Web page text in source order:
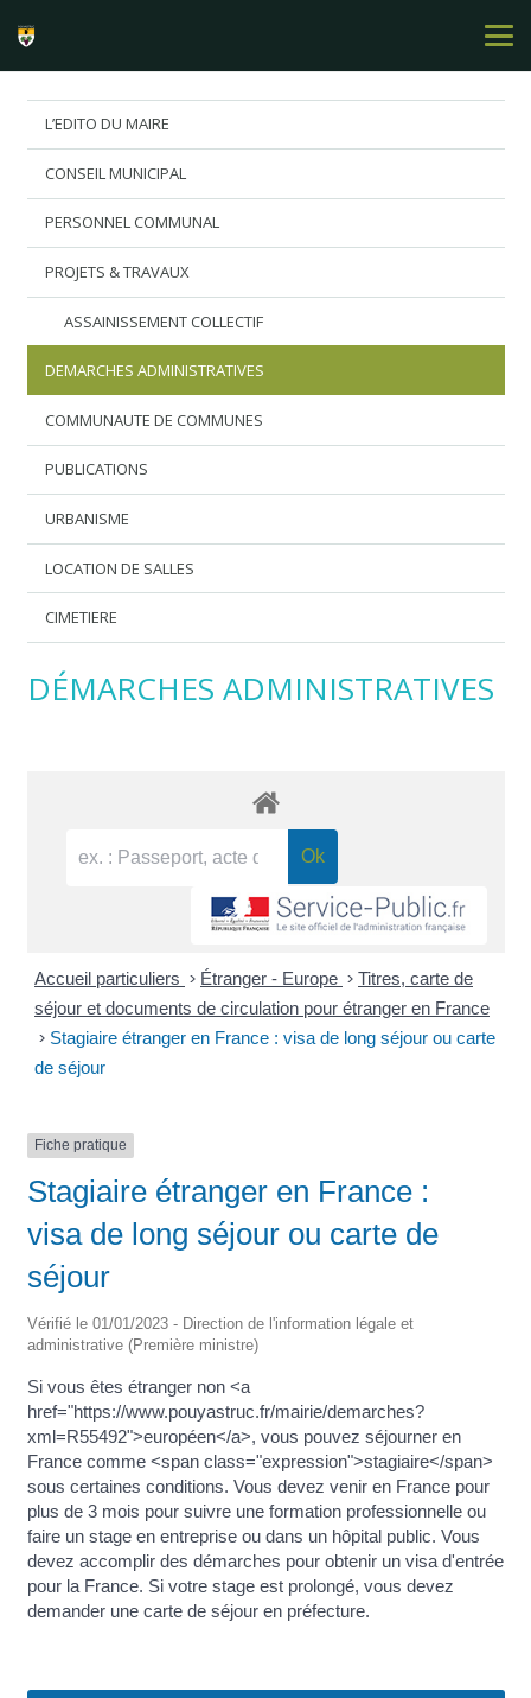
L’EDITO DU MAIRE
CONSEIL MUNICIPAL
PERSONNEL COMMUNAL
PROJETS & TRAVAUX
ASSAINISSEMENT COLLECTIF
DEMARCHES ADMINISTRATIVES
COMMUNAUTE DE COMMUNES
PUBLICATIONS
URBANISME
LOCATION DE SALLES
CIMETIERE
DÉMARCHES ADMINISTRATIVES
Accueil particuliers > Étranger - Europe > Titres, carte de
séjour et documents de circulation pour étranger en France
> Stagiaire étranger en France : visa de long séjour ou carte
de séjour
Fiche pratique
Stagiaire étranger en France :
visa de long séjour ou carte de
séjour
Vérifié le 01/01/2023 - Direction de l'information légale et
administrative (Première ministre)
Si vous êtes étranger non <a
href="https://www.pouyastruc.fr/mairie/demarches?
xml=R55492">européen</a>, vous pouvez séjourner en
France comme <span class="expression">stagiaire</span>
sous certaines conditions. Vous devez venir en France pour
plus de 3 mois pour suivre une formation professionnelle ou
faire un stage en entreprise ou dans un hôpital public. Vous
devez accomplir des démarches pour obtenir un visa d'entrée
pour la France. Si votre stage est prolongé, vous devez
demander une carte de séjour en préfecture.